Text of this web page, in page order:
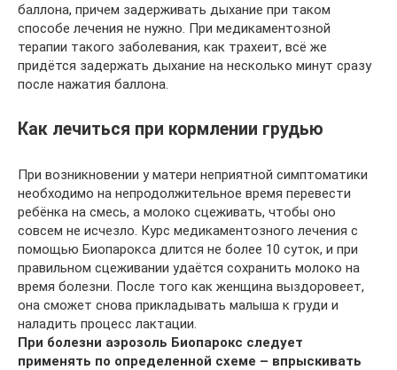
баллона, причем задерживать дыхание при таком
способе лечения не нужно. При медикаментозной
терапии такого заболевания, как трахеит, всё же
придётся задержать дыхание на несколько минут сразу
после нажатия баллона.
Как лечиться при кормлении грудью
При возникновении у матери неприятной симптоматики
необходимо на непродолжительное время перевести
ребёнка на смесь, а молоко сцеживать, чтобы оно
совсем не исчезло. Курс медикаментозного лечения с
помощью Биопарокса длится не более 10 суток, и при
правильном сцеживании удаётся сохранить молоко на
время болезни. После того как женщина выздоровеет,
она сможет снова прикладывать малыша к груди и
наладить процесс лактации.
При болезни аэрозоль Биопарокс следует
применять по определенной схеме – впрыскивать